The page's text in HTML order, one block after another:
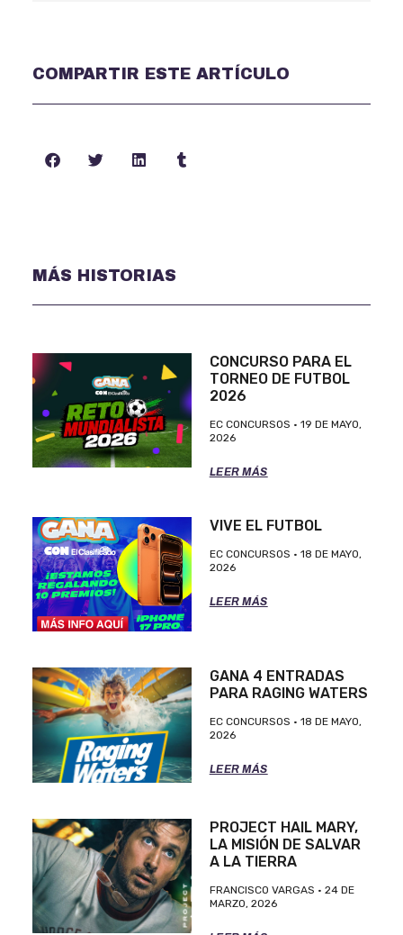
COMPARTIR ESTE ARTÍCULO
MÁS HISTORIAS
CONCURSO PARA EL
TORNEO DE FUTBOL
2026
EC CONCURSOS
19 DE MAYO,
2026
LEER MÁS
VIVE EL FUTBOL
EC CONCURSOS
18 DE MAYO,
2026
LEER MÁS
GANA 4 ENTRADAS
PARA RAGING WATERS
EC CONCURSOS
18 DE MAYO,
2026
LEER MÁS
PROJECT HAIL MARY,
LA MISIÓN DE SALVAR
A LA TIERRA
FRANCISCO VARGAS
24 DE
MARZO, 2026